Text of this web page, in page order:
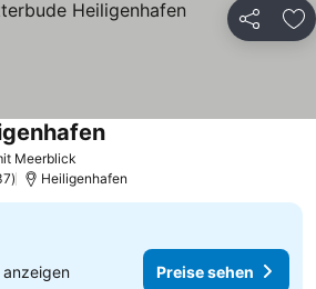
Teilen
Meerblick
Heiligenhafen
anzeigen Preise sehen